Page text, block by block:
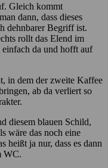
Gleich kommt
dann, dass dieses
dehnbarer Begriff ist.
rollt das Elend im
einfach da und hofft auf
in dem der zweite Kaffee
ab da verliert so
diesem blauen Schild,
wäre das noch eine
heißt ja nur, dass es dann
WC.